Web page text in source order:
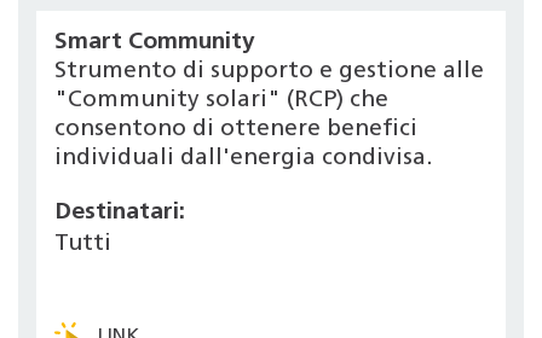
Smart Community
Strumento di supporto e gestione alle
"Community solari" (RCP) che
consentono di ottenere benefici
individuali dall'energia condivisa.
Destinatari:
Tutti